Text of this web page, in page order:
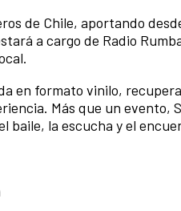
de Chile, aportando
a cargo de Radio
en formato vinilo,
Más que un evento,
la escucha y el